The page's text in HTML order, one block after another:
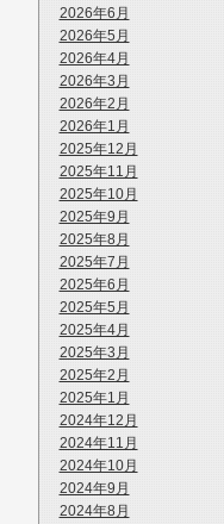
2026年6月
2026年5月
2026年4月
2026年3月
2026年2月
2026年1月
2025年12月
2025年11月
2025年10月
2025年9月
2025年8月
2025年7月
2025年6月
2025年5月
2025年4月
2025年3月
2025年2月
2025年1月
2024年12月
2024年11月
2024年10月
2024年9月
2024年8月